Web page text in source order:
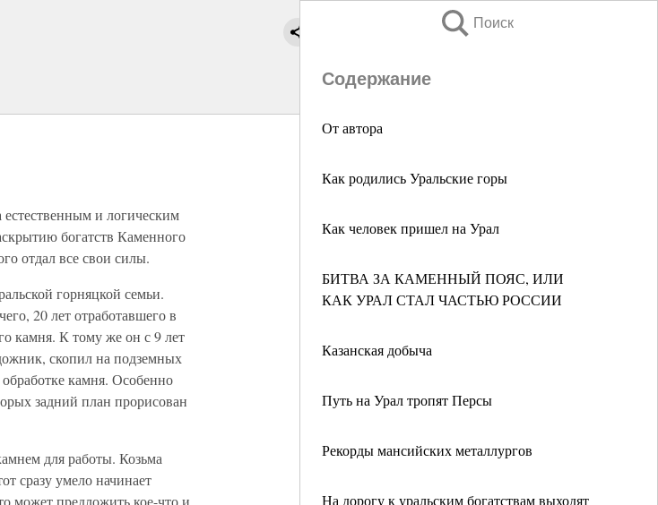
Поиск
Содержание
От автора
Как родились Уральские горы
Как человек пришел на Урал
БИТВА ЗА КАМЕННЫЙ ПОЯС, ИЛИ
КАК УРАЛ СТАЛ ЧАСТЬЮ РОССИИ
Казанская добыча
Путь на Урал тропят Персы
Рекорды мансийских металлургов
На дорогу к уральским богатствам выходят
естественным и логическим
богатств Каменного
отдал все свои силы.
горняцкой семьи.
20 лет отработавшего в
камня. К тому же он с 9 лет
скопил на подземных
камня. Особенно
задний план прорисован
для работы. Козьма
сразу умело начинает
может предложить кое-что и